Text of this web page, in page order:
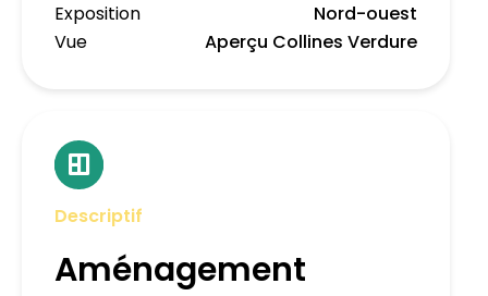
Exposition
Nord-ouest
Vue
Aperçu Collines Verdure
Descriptif
Aménagement